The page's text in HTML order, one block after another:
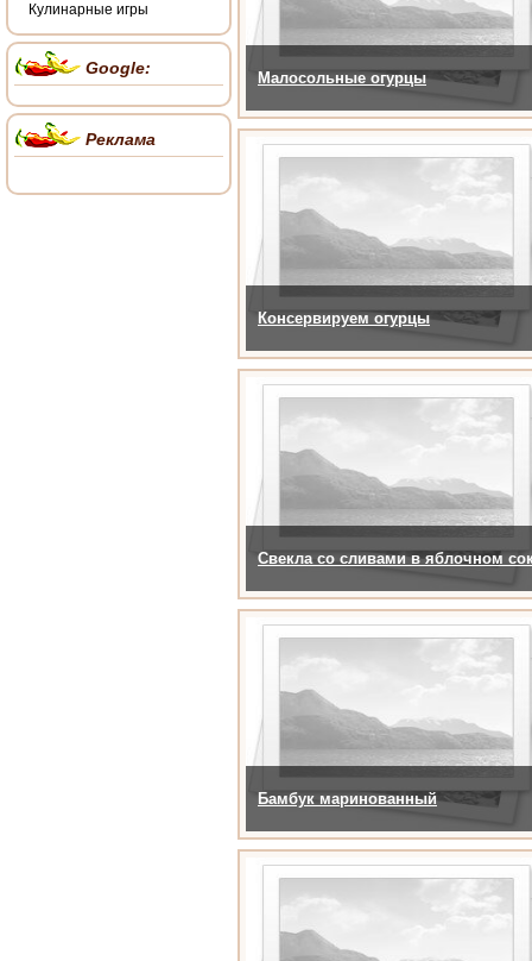
Малосольные огурцы
Консервируем огурцы
Свекла со сливами в яблочном
Бамбук маринованный
Кулинарные игры
Google:
Реклама